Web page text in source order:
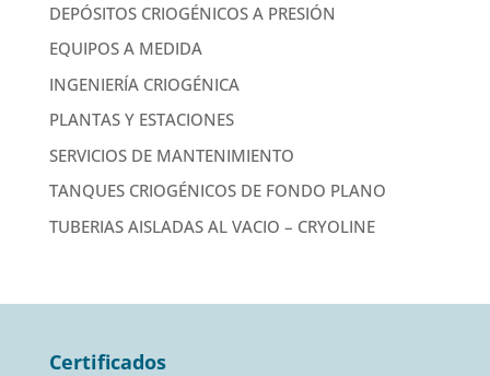
DEPÓSITOS CRIOGÉNICOS A PRESIÓN
EQUIPOS A MEDIDA
INGENIERÍA CRIOGÉNICA
PLANTAS Y ESTACIONES
SERVICIOS DE MANTENIMIENTO
TANQUES CRIOGÉNICOS DE FONDO PLANO
TUBERIAS AISLADAS AL VACIO – CRYOLINE
Certificados